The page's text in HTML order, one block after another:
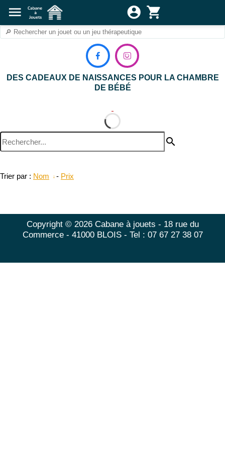
 
DES CADEAUX DE NAISSANCES POUR LA CHAMBRE
DE BÉBÉ
search
Trier par : Nom - Prix
Copyright © 2026 Cabane à jouets - 18 rue du
Commerce - 41000 BLOIS - Tel : 07 67 27 38 07
menu account_circle shopping_cart